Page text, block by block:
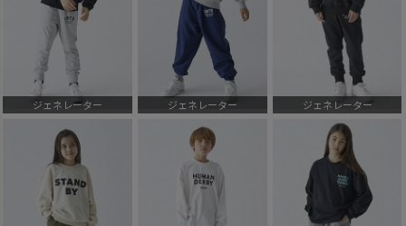
ジェネレーター ジェネレーター ジェネレーター